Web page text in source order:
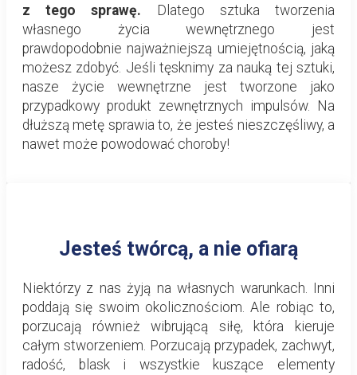
z tego sprawę. Dlatego sztuka tworzenia
własnego życia wewnętrznego jest
prawdopodobnie najważniejszą umiejętnością, jaką
możesz zdobyć. Jeśli tęsknimy za nauką tej sztuki,
nasze życie wewnętrzne jest tworzone jako
przypadkowy produkt zewnętrznych impulsów. Na
dłuższą metę sprawia to, że jesteś nieszczęśliwy, a
nawet może powodować choroby!
Jesteś twórcą, a nie ofiarą
Niektórzy z nas żyją na własnych warunkach. Inni
poddają się swoim okolicznościom. Ale robiąc to,
porzucają również wibrującą siłę, która kieruje
całym stworzeniem. Porzucają przypadek, zachwyt,
radość, blask i wszystkie kuszące elementy